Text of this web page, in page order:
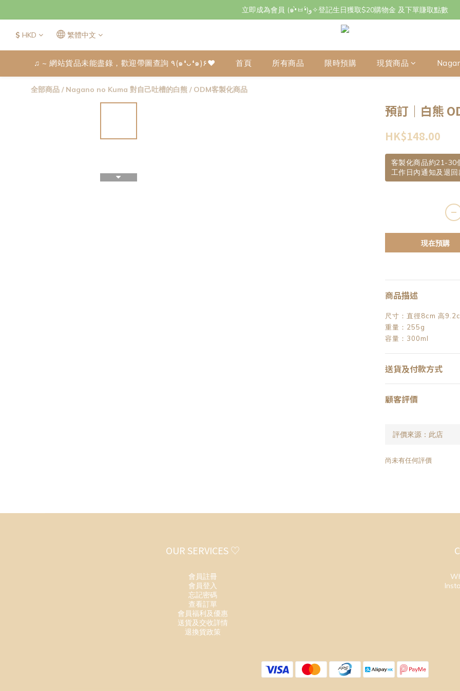
立即成為會員 (๑•̀ㅂ•́)و✧登記生日獲取$20購物金 及下單賺取點數
立即成為會員 (๑•̀ㅂ•́)و✧登記生日獲取$20購物金 及下單賺取點數
7月29日至8月3日期間因店主不在港將暫停交收及寄件，感謝~
立即成為會員 (๑•̀ㅂ•́)و✧登記生日獲取$20購物金 及下單賺取點數
$ HKD 繁體中文
♫ ~ 網站貨品未能盡錄，歡迎帶圖查詢 ٩(๑❛ᴗ❛๑)۶♥ 首頁 所有商品 限時預購 現貨商品
全部商品 / Nagano no Kuma 對自己吐槽的白熊 / ODM客製化商品
預訂｜白熊
HK$148.00
客製化商品約21-30
工作日內通知及退
現在預購
商品描述
尺寸：直徑8cm 高
重量：255g
容量：300ml
送貨及付款方式
顧客評價
尚未有任何評價
OUR SERVICES ♡
會員註冊
會員登入
忘記密碼
查看訂單
會員福利及優惠
送貨及交收詳情
退換貨政策